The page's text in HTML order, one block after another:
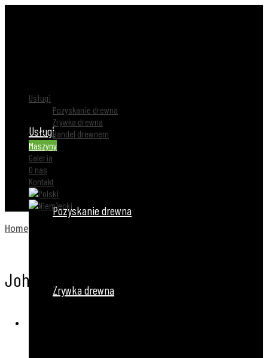
Usługi
Pozyskanie drewna
Zrywka drewna
Usługi
Pozyskanie drewna
Zrywka drewna
Handel drewnem
Maszyny
Galeria
O nas
Kontakt
Home
John deere 1470G